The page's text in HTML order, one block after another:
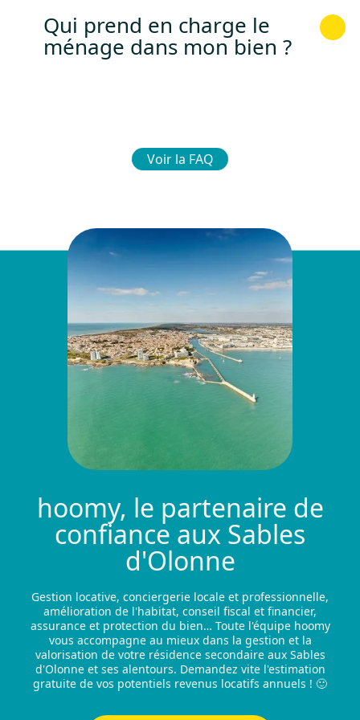
Qui prend en charge le
ménage dans mon bien ?
Voir la FAQ
hoomy, le partenaire de
confiance aux Sables
d'Olonne
Gestion locative, conciergerie locale et professionnelle,
amélioration de l'habitat, conseil fiscal et financier,
assurance et protection du bien… Toute l'équipe hoomy
vous accompagne au mieux dans la gestion et la
valorisation de votre résidence secondaire aux Sables
d'Olonne et ses alentours. Demandez vite l'estimation
gratuite de vos potentiels revenus locatifs annuels ! 🙂